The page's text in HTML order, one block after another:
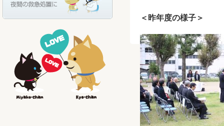
＜昨年度の様子＞